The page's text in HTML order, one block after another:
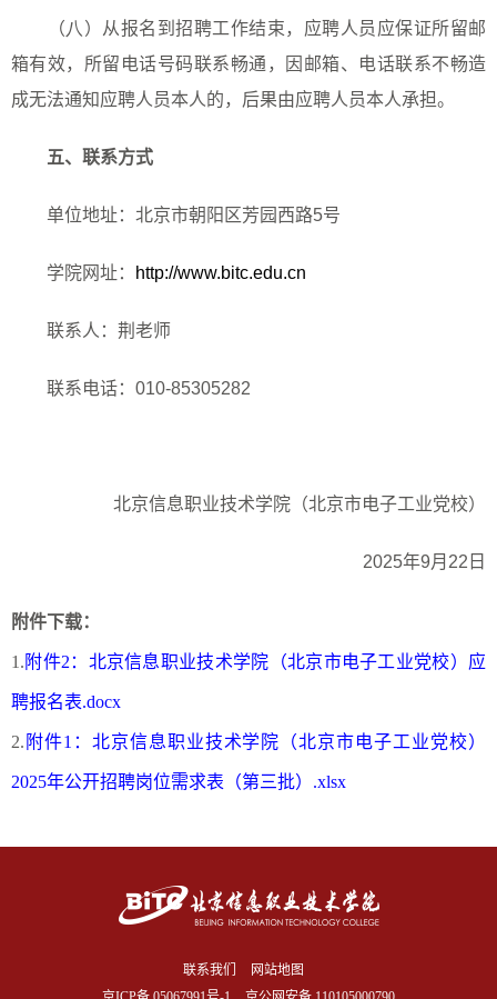
（ 八 ）从报名到招聘工作结束，应聘人员应保证所留邮
箱有效，所留电话号码联系畅通，因邮箱、电话联系不畅造
成无法通知应聘人员本人的，后果由应聘人员本人承担。
五、联系方式
单位地址：北京市朝阳区芳园西路5号
学院网址： http://www.bitc.edu.cn
联系人：荆老师
联系电话： 010-85305282
北京信息职业技术学院（北京市电子工业党校）
2025年9月 22 日
附件下载：
附件2：北京信息职业技术学院（北京市电子工业党校）应
聘报名表.docx
附件1：北京信息职业技术学院（北京市电子工业党校）
2025年公开招聘岗位需求表（第三批）.xlsx
联系我们
网站地图